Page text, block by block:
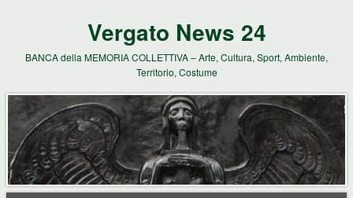
Vergato News 24
BANCA della MEMORIA COLLETTIVA – Arte, Cultura, Sport, Ambiente,
Territorio, Costume